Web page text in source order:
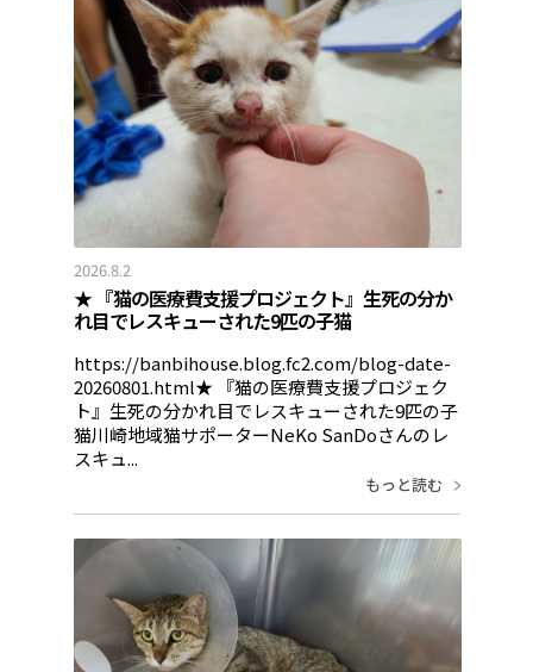
2026.8.2
★ 『猫の医療費支援プロジェクト』生死の分か
れ目でレスキューされた9匹の子猫
https://banbihouse.blog.fc2.com/blog-date-
20260801.html★ 『猫の医療費支援プロジェク
ト』生死の分かれ目でレスキューされた9匹の子
猫川崎地域猫サポーターNeKo SanDoさんのレ
スキュ...
もっと読む